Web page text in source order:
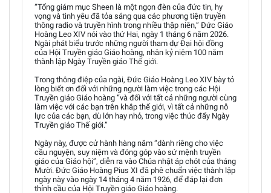
“Tổng giám mục Sheen là một ngọn đèn của đức tin, hy
vọng và tình yêu đã tỏa sáng qua các phương tiện truyền
thông radio và truyền hình trong nhiều thập niên,” Đức Giáo
Hoàng Leo XIV nói vào thứ Hai, ngày 1 tháng 6 năm 2026.
Ngài phát biểu trước những người tham dự Đại hội đồng
của Hội Truyền giáo Giáo hoàng, nhân kỷ niệm 100 năm
thành lập Ngày Truyền giáo Thế giới.
Trong thông điệp của ngài, Đức Giáo Hoàng Leo XIV bày tỏ
lòng biết ơn đối với những người làm việc trong các Hội
Truyền giáo Giáo hoàng “và đối với tất cả những người cùng
làm việc với các bạn trên khắp thế giới, vì tất cả những nỗ
lực của các bạn, dù lớn hay nhỏ, trong việc thúc đẩy Ngày
Truyền giáo Thế giới.”
Ngày này, được cử hành hàng năm “dành riêng cho việc
cầu nguyện, suy niệm và đóng góp vào sứ mệnh truyền
giáo của Giáo hội”, diễn ra vào Chúa nhật áp chót của tháng
Mười. Đức Giáo Hoàng Pius XI đã phê chuẩn việc thành lập
ngày này vào ngày 14 tháng 4 năm 1926, để đáp lại đơn
thỉnh cầu của Hội Truyền giáo Giáo hoàng.